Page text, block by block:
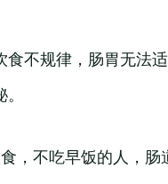
不规律，肠胃无法
，不吃早饭的人，肠